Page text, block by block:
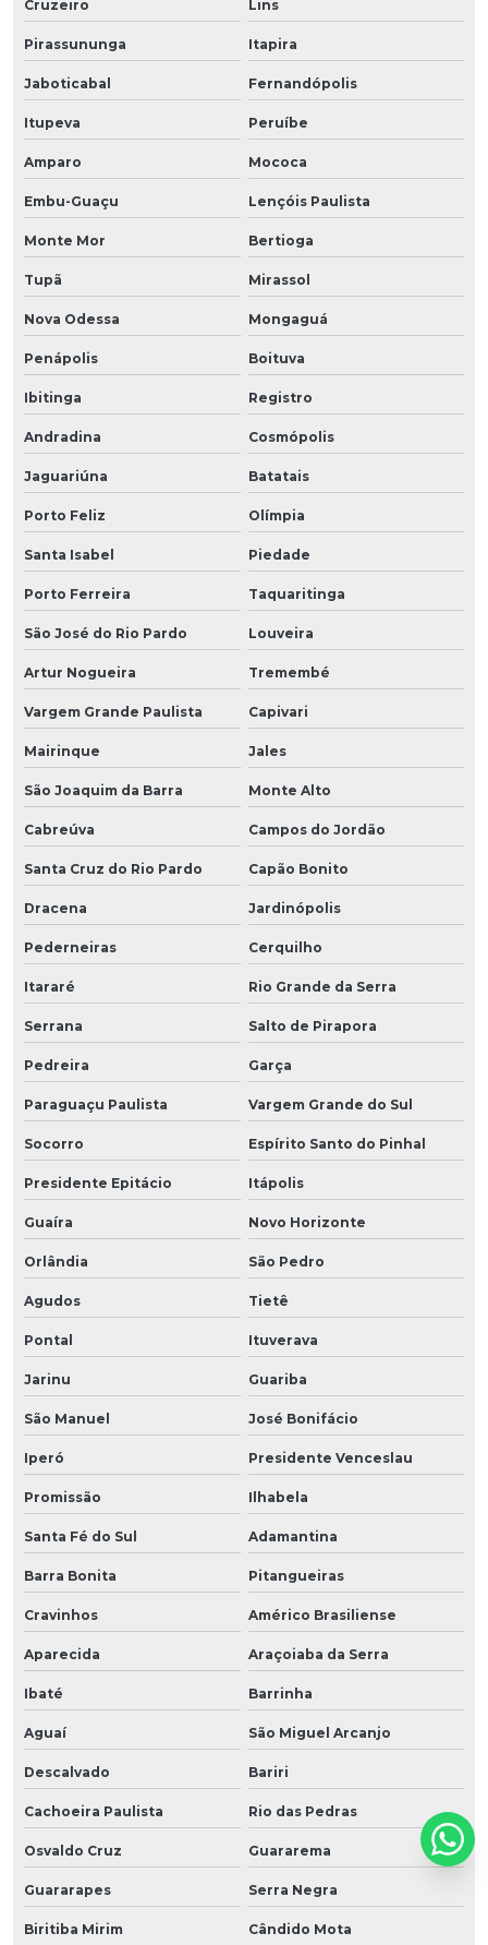
Cruzeiro Lins
Pirassununga Itapira
Jaboticabal Fernandópolis
Itupeva Peruíbe
Amparo Mococa
Embu-Guaçu Lençóis Paulista
Monte Mor Bertioga
Tupã Mirassol
Nova Odessa Mongaguá
Penápolis Boituva
Ibitinga Registro
Andradina Cosmópolis
Jaguariúna Batatais
Porto Feliz Olímpia
Santa Isabel Piedade
Porto Ferreira Taquaritinga
São José do Rio Pardo Louveira
Artur Nogueira Tremembé
Vargem Grande Paulista Capivari
Mairinque Jales
São Joaquim da Barra Monte Alto
Cabreúva Campos do Jordão
Santa Cruz do Rio Pardo Capão Bonito
Dracena Jardinópolis
Pederneiras Cerquilho
Itararé Rio Grande da Serra
Serrana Salto de Pirapora
Pedreira Garça
Paraguaçu Paulista Vargem Grande do Sul
Socorro Espírito Santo do Pinhal
Presidente Epitácio Itápolis
Guaíra Novo Horizonte
Orlândia São Pedro
Agudos Tietê
Pontal Ituverava
Jarinu Guariba
São Manuel José Bonifácio
Iperó Presidente Venceslau
Promissão Ilhabela
Santa Fé do Sul Adamantina
Barra Bonita Pitangueiras
Cravinhos Américo Brasiliense
Aparecida Araçoiaba da Serra
Ibaté Barrinha
Aguaí São Miguel Arcanjo
Descalvado Bariri
Cachoeira Paulista Rio das Pedras
Osvaldo Cruz Guararema
Guararapes Serra Negra
Biritiba Mirim Cândido Mota